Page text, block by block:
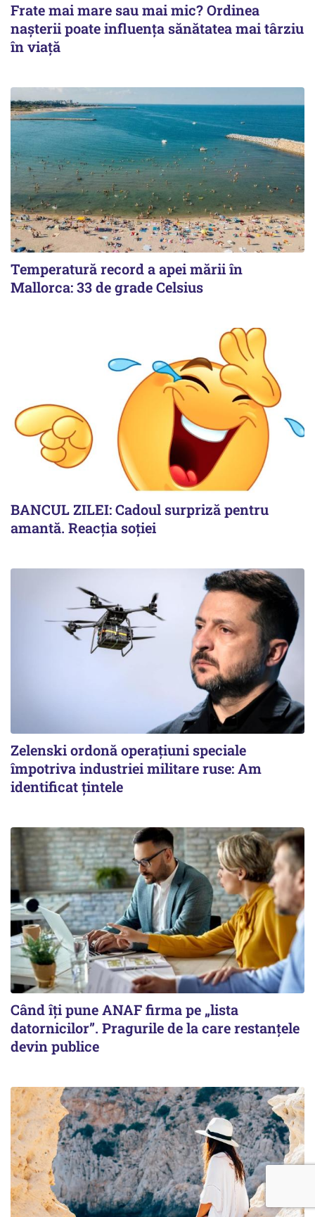
Frate mai mare sau mai mic? Ordinea
nașterii poate influența sănătatea mai târziu
în viață
Temperatură record a apei mării în
Mallorca: 33 de grade Celsius
BANCUL ZILEI: Cadoul surpriză pentru
amantă. Reacția soției
Zelenski ordonă operațiuni speciale
împotriva industriei militare ruse: Am
identificat țintele
Când îți pune ANAF firma pe „lista
datornicilor”. Pragurile de la care restanțele
devin publice